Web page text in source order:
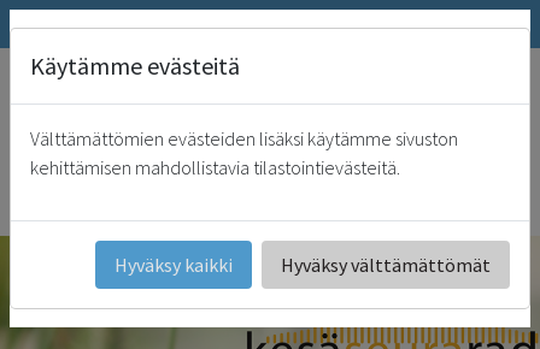
SRK.fi Nätbutik Päivämies
Sinun luonasi on elämän lähde, sinun valostasi me saamme valon. Ps.
36:10
SRK
Käytämme evästeitä
Välttämättömien evästeiden lisäksi käytämme sivuston
kehittämisen mahdollistavia tilastointievästeitä.
Hyväksy kaikki Hyväksy välttämättömät